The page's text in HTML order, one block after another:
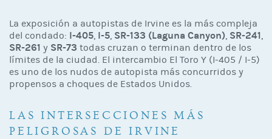
La exposición a autopistas de Irvine es la más compleja
del condado: I-405, I-5, SR-133 (Laguna Canyon), SR-241,
SR-261 y SR-73 todas cruzan o terminan dentro de los
límites de la ciudad. El intercambio El Toro Y (I-405 / I-5)
es uno de los nudos de autopista más concurridos y
propensos a choques de Estados Unidos.
LAS INTERSECCIONES MÁS
PELIGROSAS DE IRVINE